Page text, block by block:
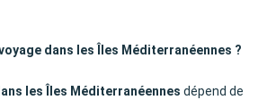
dans les Îles Méditerranéennes ?
les Îles Méditerranéennes dépend de